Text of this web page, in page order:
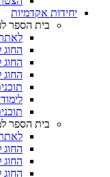
יחידות אקדמיות
בית הספר
החוג
החוג
החוג
בית הספר
החוג
החוג